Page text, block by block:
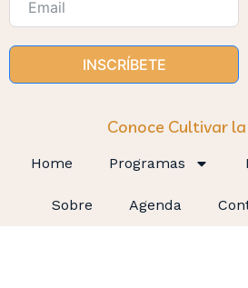
INSCRÍBETE
Conoce Cultivar
Home Programas
Sobre Agenda